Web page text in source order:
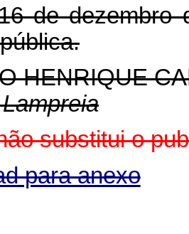
de dezembro
HENRIQUE
substitui o
para anexo